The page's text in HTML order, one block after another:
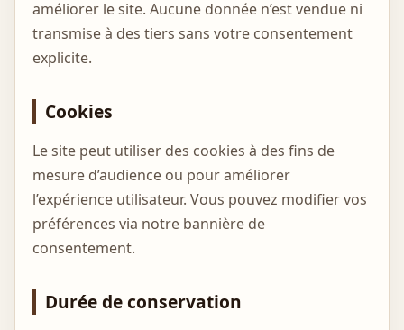
améliorer le site. Aucune donnée n’est vendue ni
transmise à des tiers sans votre consentement
explicite.
Cookies
Le site peut utiliser des cookies à des fins de
mesure d’audience ou pour améliorer
l’expérience utilisateur. Vous pouvez modifier vos
préférences via notre bannière de
consentement.
Durée de conservation